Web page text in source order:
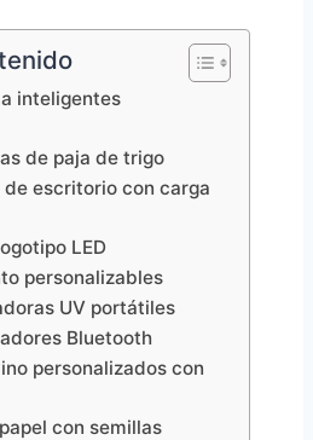
inteligentes
de paja de trigo
de escritorio con carga
LED
personalizables
UV portátiles
Bluetooth
personalizados con
con semillas